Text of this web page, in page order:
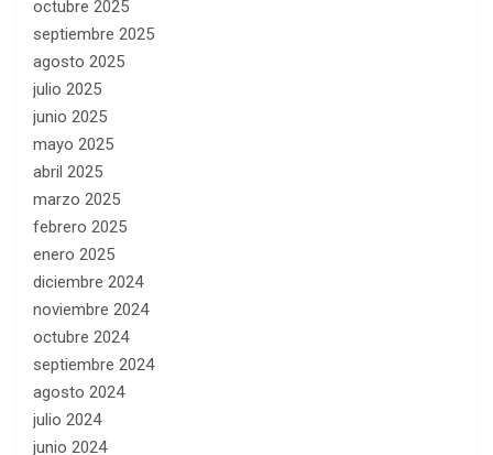
octubre 2025
septiembre 2025
agosto 2025
julio 2025
junio 2025
mayo 2025
abril 2025
marzo 2025
febrero 2025
enero 2025
diciembre 2024
noviembre 2024
octubre 2024
septiembre 2024
agosto 2024
julio 2024
junio 2024